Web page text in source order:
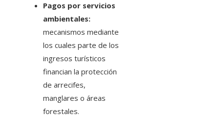
Pagos por servicios
ambientales:
mecanismos mediante
los cuales parte de los
ingresos turísticos
financian la protección
de arrecifes,
manglares o áreas
forestales.